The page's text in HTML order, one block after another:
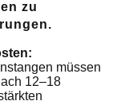
zu
müssen
12–18